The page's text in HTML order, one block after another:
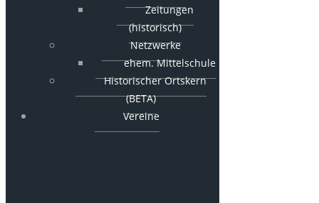
Zeitungen
(historisch)
Netzwerke
ehem. Mittelschule
Historischer Ortskern
(BETA)
Vereine